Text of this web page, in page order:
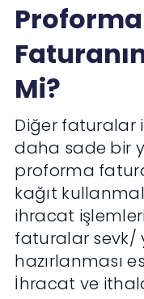
Mi?
Diğer faturalar
daha sade bir
proforma
kağıt
ihracat
faturalar sevk/
hazırlanması
İhracat ve